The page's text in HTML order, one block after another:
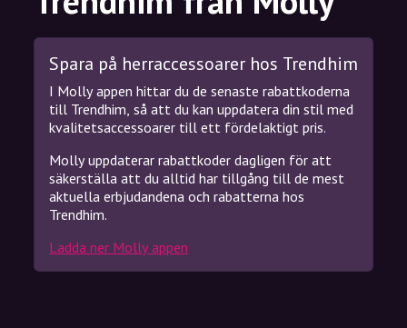
Spara på herraccessoarer hos Trendhim
I Molly appen hittar du de senaste rabattkoderna
till Trendhim, så att du kan uppdatera din stil med
kvalitetsaccessoarer till ett fördelaktigt pris.
Molly uppdaterar rabattkoder dagligen för att
säkerställa att du alltid har tillgång till de mest
aktuella erbjudandena och rabatterna hos
Trendhim.
Ladda ner Molly appen